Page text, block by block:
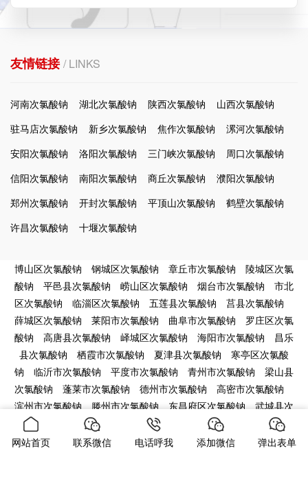
友情链接/ LINKS
河南次氯酸钠 湖北次氯酸钠 陕西次氯酸钠
山西次氯酸钠
驻马店次氯酸钠
新乡次氯酸钠 焦作次氯酸钠
漯河次氯酸钠
安阳次氯酸钠
洛阳次氯酸钠 三门峡次氯酸钠
周口次氯酸钠
信阳次氯酸钠
南阳次氯酸钠 商丘次氯酸钠
濮阳次氯酸钠
郑州次氯酸钠
开封次氯酸钠 平顶山次氯酸钠
鹤壁次氯酸钠
许昌次氯酸钠
十堰次氯酸钠
博山区次氯酸钠 钢城区次氯酸钠 章丘市次氯酸钠
陵城区次氯
酸钠
平邑县次氯酸钠 崂山区次氯酸钠 烟台市次氯酸钠
市北
区次氯酸钠
临淄区次氯酸钠 五莲县次氯酸钠
莒县次氯酸钠
薛城区次氯酸钠
莱阳市次氯酸钠 曲阜市次氯酸钠
罗庄区次氯
酸钠
高唐县次氯酸钠 峄城区次氯酸钠 海阳市次氯酸钠
昌乐
县次氯酸钠
栖霞市次氯酸钠 夏津县次氯酸钠
寒亭区次氯酸
钠
临沂市次氯酸钠 平度市次氯酸钠 青州市次氯酸钠
梁山县
次氯酸钠
蓬莱市次氯酸钠 德州市次氯酸钠
高密市次氯酸钠
滨州市次氯酸钠
滕州市次氯酸钠 东昌府区次氯酸钠
武城县次
氯酸钠
东营市次氯酸钠 宁津县次氯酸钠 城阳区次氯酸钠
龙
口市次氯酸钠
微山县次氯酸钠 郯城县次氯酸钠
垦利县次氯酸
网站首页 联系微信 电话呼我 添加微信 弹出表单